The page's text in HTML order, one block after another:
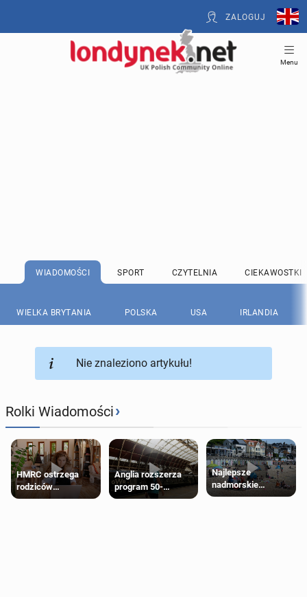
ZALOGUJ
Menu
WIADOMOŚCI SPORT CZYTELNIA CIEKAWOSTKI
WIELKA BRYTANIA POLSKA USA IRLANDIA
Nie znaleziono artykułu!
Rolki Wiadomości›
HMRC ostrzega
rodziców
pobierających Child
Anglia rozszerza
program 50-
procentowych
Najlepsze
nadmorskie
miasteczko blisko